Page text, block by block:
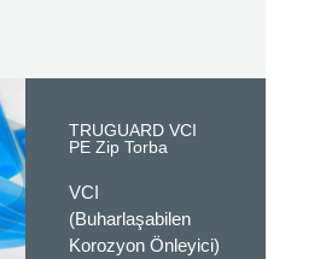
TRUGUARD VCI
PE Zip Torba
VCI
(Buharlaşabilen
Korozyon Önleyici)